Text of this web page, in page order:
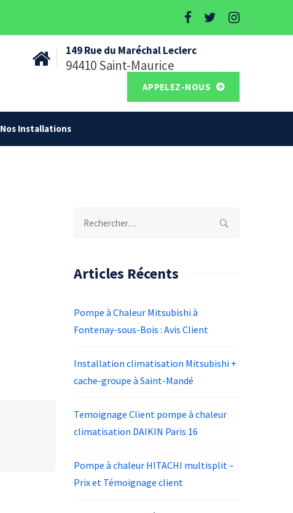
149 Rue du Maréchal Leclerc
94410 Saint-Maurice
APPELEZ-NOUS
Nos Installations
Rechercher :
Articles Récents
Pompe à Chaleur Mitsubishi à
Fontenay-sous-Bois : Avis Client
Installation climatisation Mitsubishi +
cache-groupe à Saint-Mandé
Temoignage Client pompe à chaleur
climatisation DAIKIN Paris 16
Pompe à chaleur HITACHI multisplit –
Prix et Témoignage client